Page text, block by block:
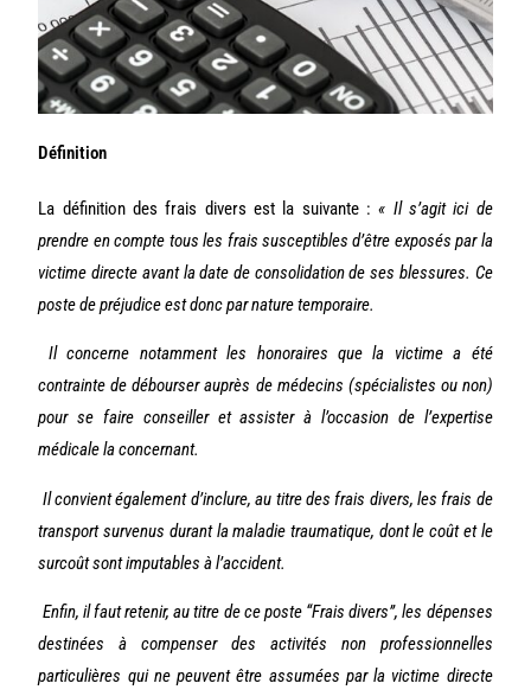
Définition
La définition des frais divers est la suivante :« Il s’agit ici de
prendre en compte tous les frais susceptibles d’être exposés par la
victime directe avant la date de consolidation de ses blessures. Ce
poste de préjudice est donc par nature temporaire.
Il concerne notamment les honoraires que la victime a été
contrainte de débourser auprès de médecins (spécialistes ou non)
pour se faire conseiller et assister à l’occasion de l’expertise
médicale la concernant.
Il convient également d’inclure, au titre des frais divers, les frais de
transport survenus durant la maladie traumatique, dont le coût et le
surcoût sont imputables à l’accident.
Enfin, il faut retenir, au titre de ce poste “Frais divers”, les dépenses
destinées à compenser des activités non professionnelles
particulières qui ne peuvent être assumées par la victime directe